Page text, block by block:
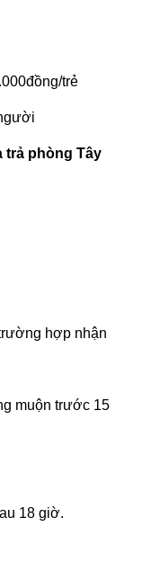
trẻ
trả phòng Tây
hợp nhận
muộn trước 15
18 giờ.